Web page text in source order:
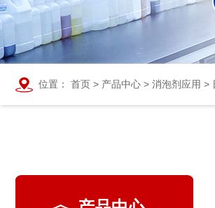
位置： 首页 > 产品中心 > 消泡剂应用 >